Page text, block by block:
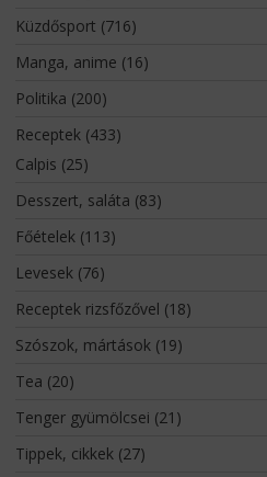
Küzdősport (716)
Manga, anime (16)
Politika (200)
Receptek(433)
Calpis (25)
Desszert, saláta (83)
Főételek(113)
Levesek(76)
Receptek rizsfőzővel (18)
Szószok, mártások(19)
Tea (20)
Tenger gyümölcsei (21)
Tippek, cikkek(27)